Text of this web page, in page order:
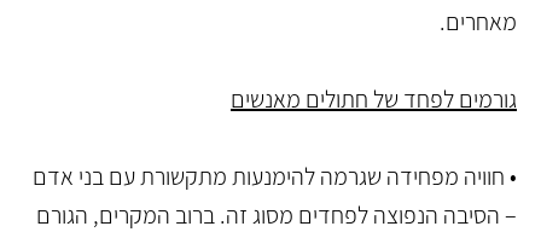
מאחרים.
גורמים לפחד של חתולים מאנשים
• חוויה מפחידה שגרמה להימנעות מתקשורת עם בני אדם
– הסיבה הנפוצה לפחדים מסוג זה. ברוב המקרים, הגורם